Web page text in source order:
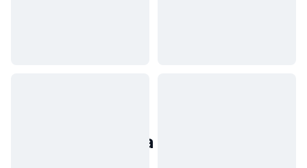
Populárne aktíva z reálneho